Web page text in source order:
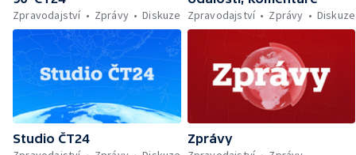
Zpravodajství
Zprávy Diskuze
Zpravodajství
Zprávy Diskuze
Studio ČT24
Zprávy